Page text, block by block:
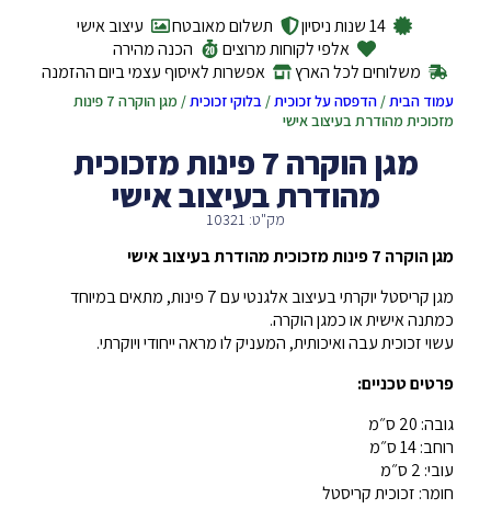
14 שנות ניסיון תשלום מאובטח
עיצוב אישי
אלפי לקוחות מרוצים
הכנה מהירה
משלוחים לכל הארץ
אפשרות לאיסוף עצמי ביום ההזמנה
עמוד הבית/הדפסה על זכוכית/בלוקי זכוכית
/ מגן הוקרה 7 פינות
מזכוכית מהודרת בעיצוב אישי
מגן הוקרה 7 פינות מזכוכית
מהודרת בעיצוב אישי
מק"ט: 10321
מגן הוקרה 7 פינות מזכוכית מהודרת בעיצוב אישי
מגן קריסטל יוקרתי בעיצוב אלגנטי עם 7 פינות, מתאים במיוחד
כמתנה אישית או כמגן הוקרה.
עשוי זכוכית עבה ואיכותית, המעניק לו מראה ייחודי ויוקרתי.
פרטים טכניים:
גובה: 20 ס״מ
רוחב: 14 ס״מ
עובי: 2 ס״מ
חומר: זכוכית קריסטל